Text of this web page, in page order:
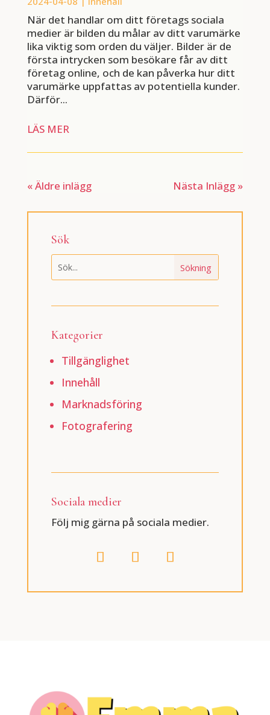
När det handlar om ditt företags sociala
medier är bilden du målar av ditt varumärke
lika viktig som orden du väljer. Bilder är de
första intrycken som besökare får av ditt
företag online, och de kan påverka hur ditt
varumärke uppfattas av potentiella kunder.
Därför...
LÄS MER
« Äldre inlägg Nästa Inlägg »
Sök
Kategorier
Tillgänglighet
Innehåll
Marknadsföring
Fotografering
Sociala medier
Följ mig gärna på sociala medier.